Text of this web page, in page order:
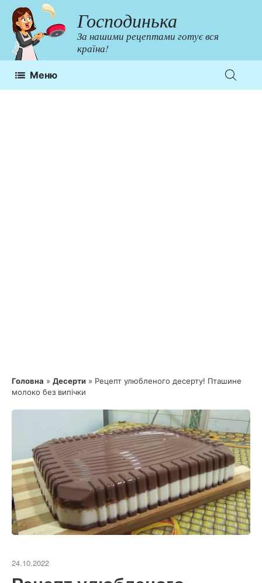
Перейти
до
контенту
Господинька
За нашими рецептами готує вся
країна!
Меню
Головна » Десерти » Рецепт улюбленого десерту! Пташине
молоко без випічки
24.10.2022